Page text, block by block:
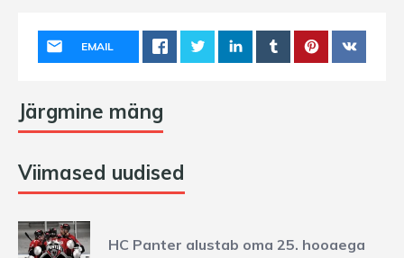
EMAIL
Järgmine mäng
Viimased uudised
HC Panter alustab oma 25. hooaega